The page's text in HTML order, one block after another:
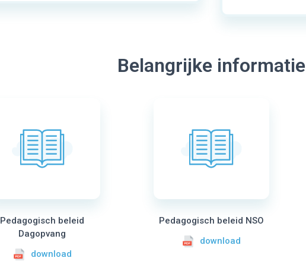
Belangrijke informatie
Pedagogisch beleid
Dagopvang
download
Pedagogisch beleid NSO
download